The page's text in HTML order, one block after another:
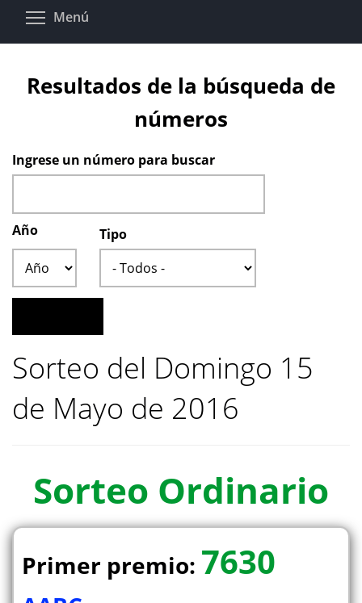
Pasar
Menú
Resultados de la búsqueda de
números
Ingrese un número para buscar
Año
Tipo
Sorteo del Domingo 15
de Mayo de 2016
Sorteo Ordinario
Primer premio: 7630